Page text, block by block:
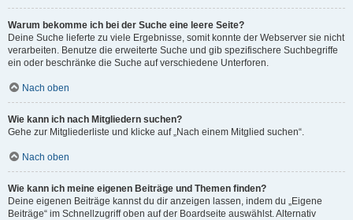
Warum bekomme ich bei der Suche eine leere Seite?
Deine Suche lieferte zu viele Ergebnisse, somit konnte der Webserver sie nicht
verarbeiten. Benutze die erweiterte Suche und gib spezifischere Suchbegriffe
ein oder beschränke die Suche auf verschiedene Unterforen.
Nach oben
Wie kann ich nach Mitgliedern suchen?
Gehe zur Mitgliederliste und klicke auf „Nach einem Mitglied suchen“.
Nach oben
Wie kann ich meine eigenen Beiträge und Themen finden?
Deine eigenen Beiträge kannst du dir anzeigen lassen, indem du „Eigene
Beiträge“ im Schnellzugriff oben auf der Boardseite auswählst. Alternativ